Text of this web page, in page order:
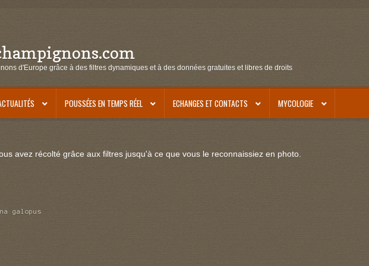
d'Europe grâce à des filtres dynamiques et à des données gratuites et libres de droits
POUSSÉES EN TEMPS RÉEL ECHANGES ET CONTACTS MYCOLOGIE
avez récolté grâce aux filtres jusqu'à ce que vous le reconnaissiez en photo.
galopus